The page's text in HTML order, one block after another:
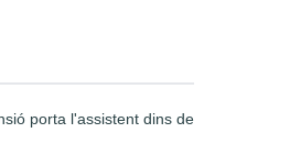
porta l'assistent dins de